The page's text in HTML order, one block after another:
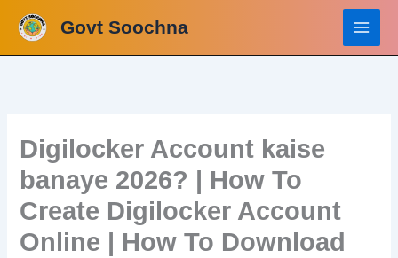
content
Govt Soochna
Digilocker Account kaise
banaye 2026? | How To
Create Digilocker Account
Online | How To Download